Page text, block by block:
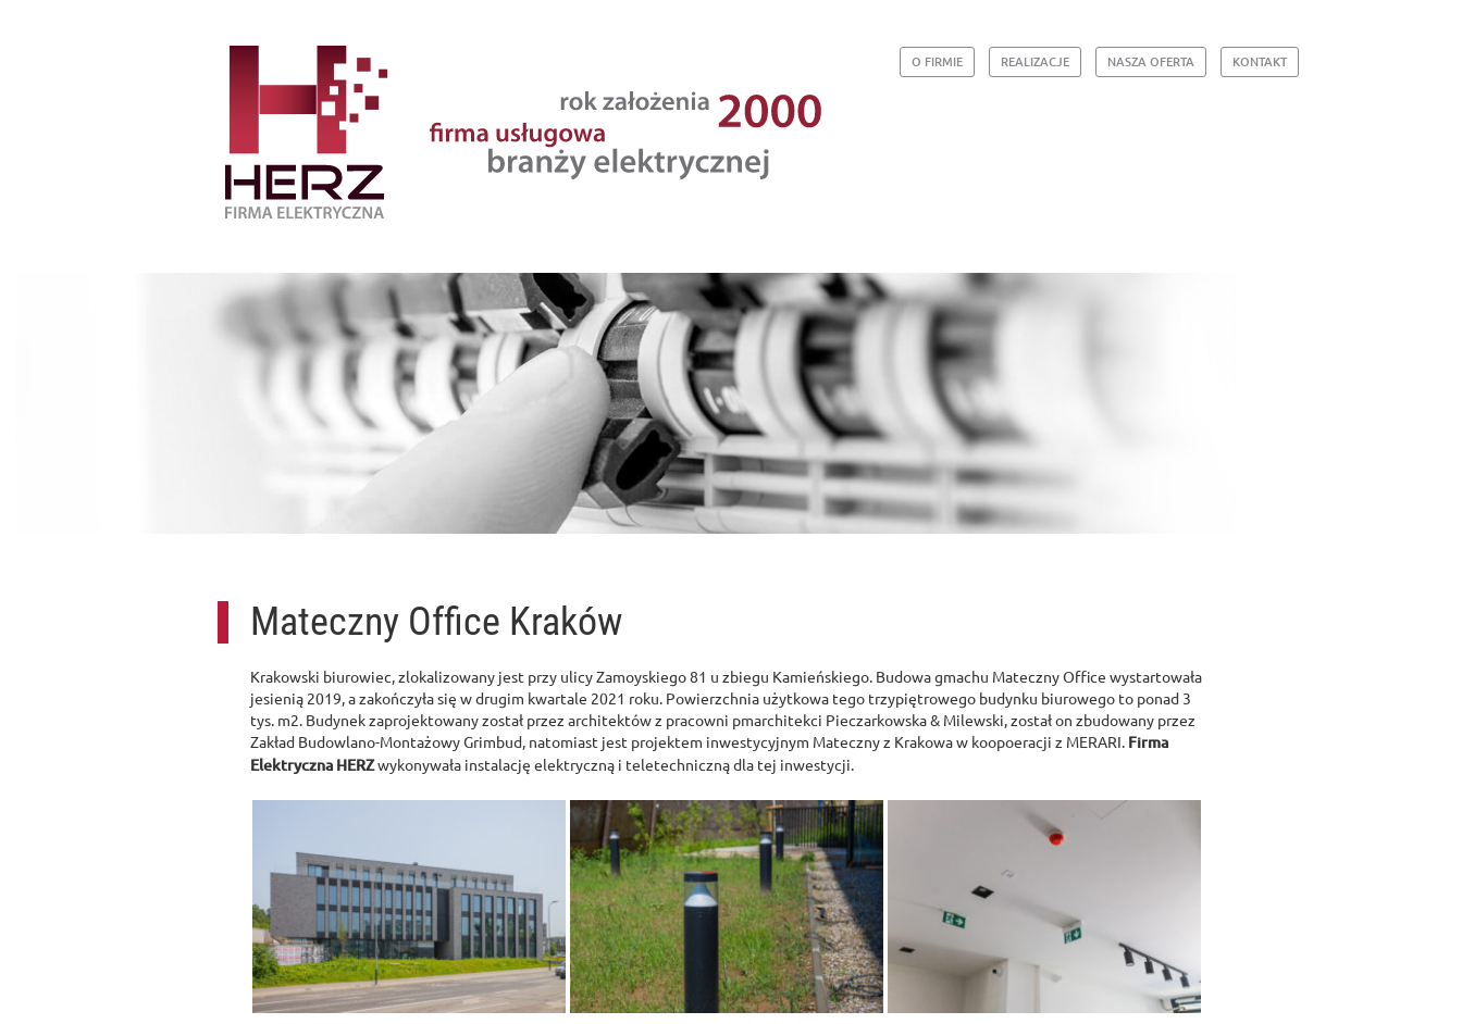
O FIRMIE REALIZACJE NASZA OFERTA KONTAKT
Mateczny Office Kraków
Krakowski biurowiec, zlokalizowany jest przy ulicy Zamoyskiego 81 u zbiegu Kamieńskiego. Budowa gmachu Mateczny Office wystartowała
jesienią 2019, a zakończyła się w drugim kwartale 2021 roku. Powierzchnia użytkowa tego trzypiętrowego budynku biurowego to ponad 3
tys. m2. Budynek zaprojektowany został przez architektów z pracowni pmarchitekci Pieczarkowska & Milewski, został on zbudowany przez
Zakład Budowlano-Montażowy Grimbud, natomiast jest projektem inwestycyjnym Mateczny z Krakowa w koopoeracji z MERARI. Firma
Elektryczna HERZwykonywała instalację elektryczną i teletechniczną dla tej inwestycji.